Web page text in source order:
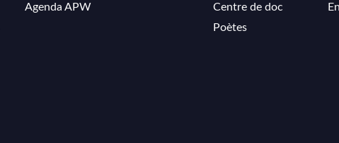
Agenda APW
Centre de doc
Poètes